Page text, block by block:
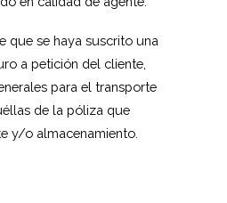
que se haya suscrito una
a petición del cliente,
para el transporte
de la póliza que
y/o almacenamiento.